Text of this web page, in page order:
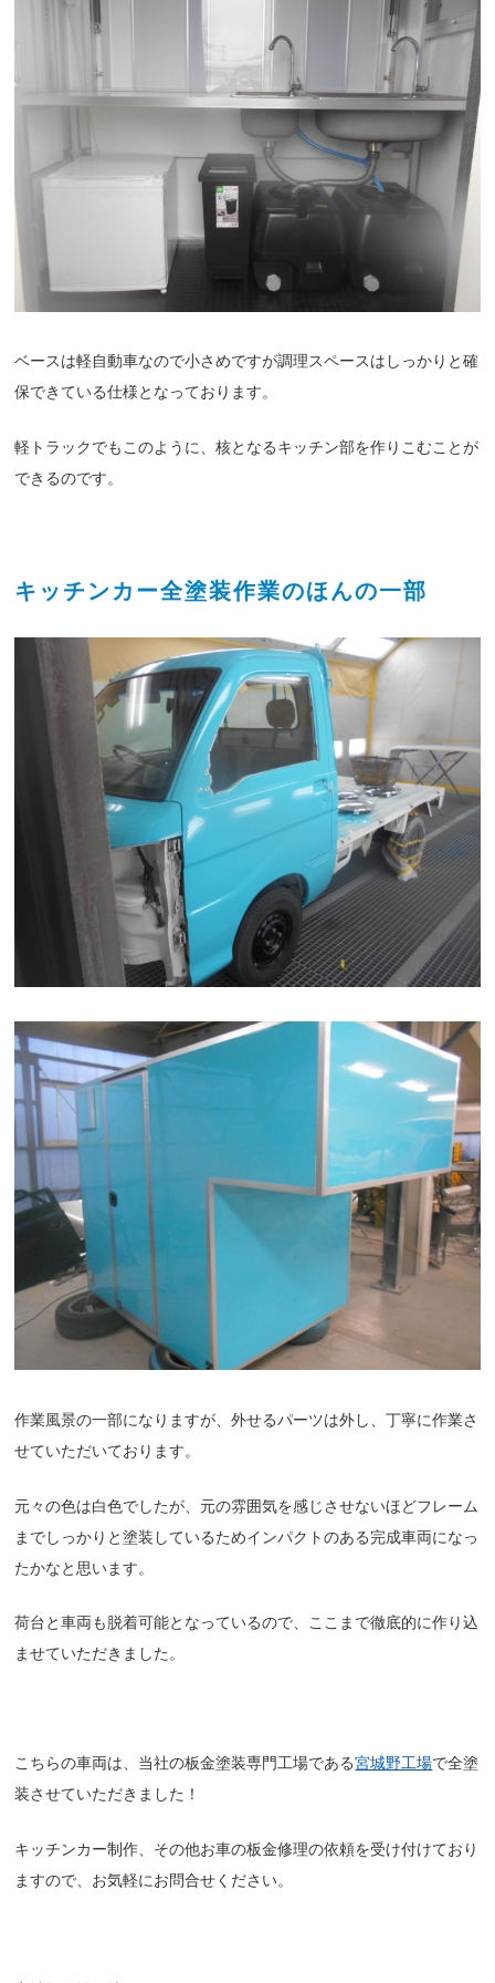
ベースは軽自動車なので小さめですが調理スペースはしっかりと確
保できている仕様となっております。
軽トラックでもこのように、核となるキッチン部を作りこむことが
できるのです。
キッチンカー全塗装作業のほんの一部
作業風景の一部になりますが、外せるパーツは外し、丁寧に作業さ
せていただいております。
元々の色は白色でしたが、元の雰囲気を感じさせないほどフレーム
までしっかりと塗装しているためインパクトのある完成車両になっ
たかなと思います。
荷台と車両も脱着可能となっているので、ここまで徹底的に作り込
ませていただきました。
こちらの車両は、当社の板金塗装専門工場である宮城野工場で全塗
装させていただきました！
キッチンカー制作、その他お車の板金修理の依頼を受け付けており
ますので、お気軽にお問合せください。